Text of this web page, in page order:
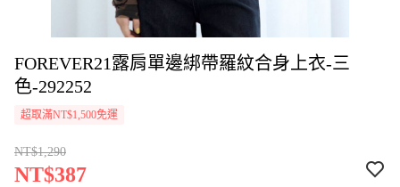
FOREVER21露肩單邊綁帶羅紋合身上衣-三
色-292252
超取滿NT$1,500免運
NT$1,290
NT$387